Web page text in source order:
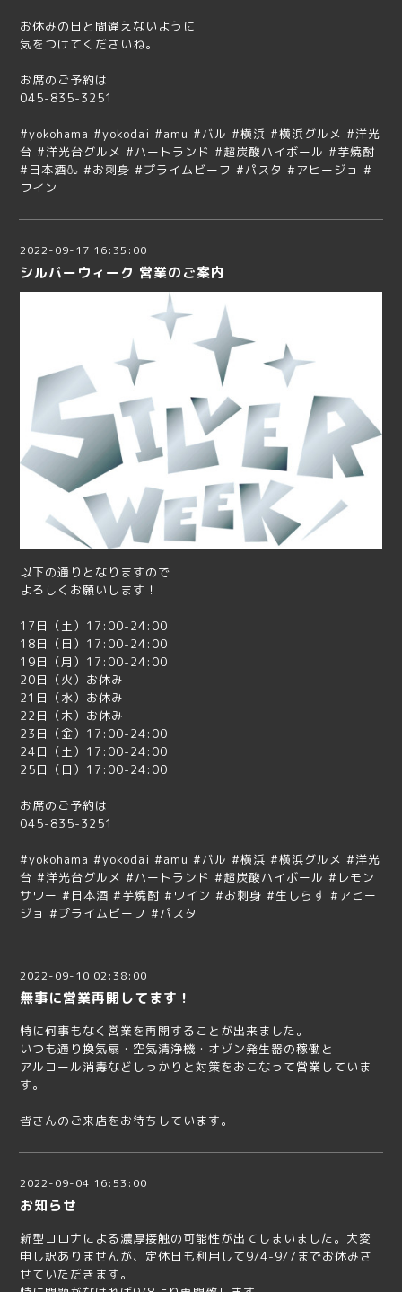
お休みの日と間違えないように
気をつけてくださいね。
お席のご予約は
045-835-3251
#yokohama #yokodai #amu #バル #横浜 #横浜グルメ #洋光
台 #洋光台グルメ #ハートランド #超炭酸ハイボール #芋焼酎
#日本酒🍶 #お刺身 #プライムビーフ #パスタ #アヒージョ #
ワイン
2022-09-17 16:35:00
シルバーウィーク 営業のご案内
以下の通りとなりますので
よろしくお願いします！
17日（土）17:00-24:00
18日（日）17:00-24:00
19日（月）17:00-24:00
20日（火）お休み
21日（水）お休み
22日（木）お休み
23日（金）17:00-24:00
24日（土）17:00-24:00
25日（日）17:00-24:00
お席のご予約は
045-835-3251
#yokohama #yokodai #amu #バル #横浜 #横浜グルメ #洋光
台 #洋光台グルメ #ハートランド #超炭酸ハイボール #レモン
サワー #日本酒 #芋焼酎 #ワイン #お刺身 #生しらす #アヒー
ジョ #プライムビーフ #パスタ
2022-09-10 02:38:00
無事に営業再開してます！
特に何事もなく営業を再開することが出来ました。
いつも通り換気扇・空気清浄機・オゾン発生器の稼働と
アルコール消毒などしっかりと対策をおこなって営業していま
す。
皆さんのご来店をお待ちしています。
2022-09-04 16:53:00
お知らせ
新型コロナによる濃厚接触の可能性が出てしまいました。大変
申し訳ありませんが、定休日も利用して9/4-9/7までお休みさ
せていただきます。